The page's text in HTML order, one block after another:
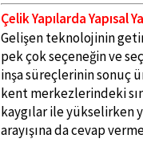
Çelik Yapılarda Yapısal
Gelişen teknolojinin
pek çok seçeneğin ve
inşa süreçlerinin sonuç
kent merkezlerindeki
kaygılar ile yükselirken
arayışına da cevap